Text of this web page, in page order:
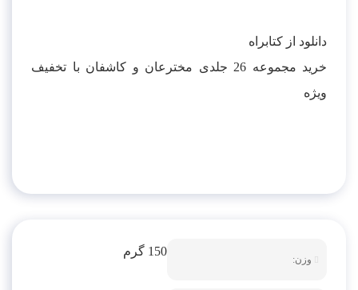
دانلود از کتابراه
خرید مجموعه 26 جلدی مخترعان و کاشفان با تخفیف
ویژه
وزن:
150 گرم